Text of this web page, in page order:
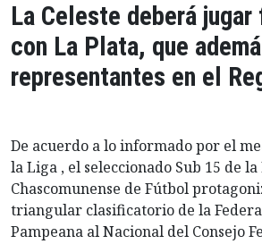
La Celeste deberá
con La Plata, que
representantes en el
De acuerdo a lo informado por el
la Liga , el seleccionado Sub 15 de
Chascomunense de Fútbol
triangular clasificatorio de la
Pampeana al Nacional del Consejo